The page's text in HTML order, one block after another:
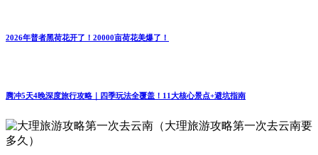
2026年普者黑荷花开了！20000亩荷花美爆了！